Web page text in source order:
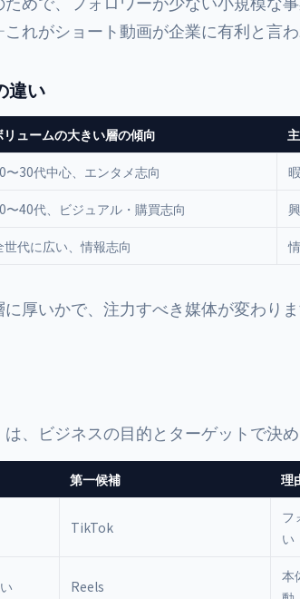
がショート動画が企業に有利と言わ
違い
リュームの大きい層の傾向
〜30代中心、エンタメ志向
〜40代、ビジュアル・購買志向
世代に広い、情報志向
厚いかで、注力すべき媒体が変わりま
、ビジネスの目的とターゲットで決め
第一候補 理
TikTok
フ
い
Reels
本